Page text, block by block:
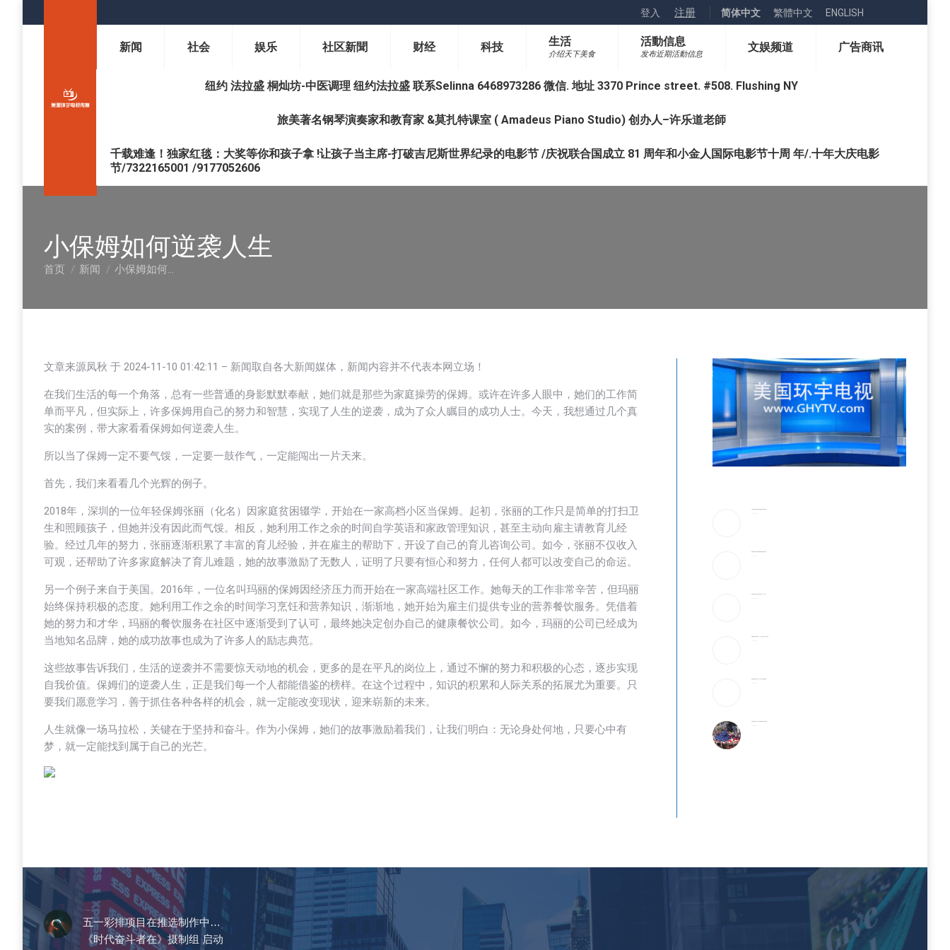
登入 注册 简体中文 繁體中文 ENGLISH
新闻 社会 娱乐 社区新聞 财经 科技 生活
介绍天下美食
活動信息
发布近期活動信息
文娱频道 广告商讯
纽约 法拉盛 桐灿坊-中医调理 纽约法拉盛 联系Selinna 6468973286 微信. 地址 3370 Prince street. #508. Flushing NY
旅美著名钢琴演奏家和教育家 &莫扎特课室 ( Amadeus Piano Studio) 创办人–许乐道老師
千载难逢！独家红毯：大奖等你和孩子拿 !让孩子当主席-打破吉尼斯世界纪录的电影节 /庆祝联合国成立 81 周年和小金人国际电影节十周 年/.十年大庆电影
节/7322165001 /9177052606
小保姆如何逆袭人生
您在这里：
首页 新闻 小保姆如何…
文章来源凤秋 于 2024-11-10 01:42:11 – 新闻取自各大新闻媒体，新闻内容并不代表本网立场！
在我们生活的每一个角落，总有一些普通的身影默默奉献，她们就是那些为家庭操劳的保姆。或许在许多人眼中，她们的工作简
单而平凡，但实际上，许多保姆用自己的努力和智慧，实现了人生的逆袭，成为了众人瞩目的成功人士。今天，我想通过几个真
实的案例，带大家看看保姆如何逆袭人生。
所以当了保姆一定不要气馁，一定要一鼓作气，一定能闯出一片天来。
首先，我们来看看几个光辉的例子。
2018年，深圳的一位年轻保姆张丽（化名）因家庭贫困辍学，开始在一家高档小区当保姆。起初，张丽的工作只是简单的打扫卫
生和照顾孩子，但她并没有因此而气馁。相反，她利用工作之余的时间自学英语和家政管理知识，甚至主动向雇主请教育儿经
验。经过几年的努力，张丽逐渐积累了丰富的育儿经验，并在雇主的帮助下，开设了自己的育儿咨询公司。如今，张丽不仅收入
可观，还帮助了许多家庭解决了育儿难题，她的故事激励了无数人，证明了只要有恒心和努力，任何人都可以改变自己的命运。
另一个例子来自于美国。2016年，一位名叫玛丽的保姆因经济压力而开始在一家高端社区工作。她每天的工作非常辛苦，但玛丽
始终保持积极的态度。她利用工作之余的时间学习烹饪和营养知识，渐渐地，她开始为雇主们提供专业的营养餐饮服务。凭借着
她的努力和才华，玛丽的餐饮服务在社区中逐渐受到了认可，最终她决定创办自己的健康餐饮公司。如今，玛丽的公司已经成为
当地知名品牌，她的成功故事也成为了许多人的励志典范。
这些故事告诉我们，生活的逆袭并不需要惊天动地的机会，更多的是在平凡的岗位上，通过不懈的努力和积极的心态，逐步实现
自我价值。保姆们的逆袭人生，正是我们每一个人都能借鉴的榜样。在这个过程中，知识的积累和人际关系的拓展尤为重要。只
要我们愿意学习，善于抓住各种各样的机会，就一定能改变现状，迎来崭新的未来。
人生就像一场马拉松，关键在于坚持和奋斗。作为小保姆，她们的故事激励着我们，让我们明白：无论身处何地，只要心中有
梦，就一定能找到属于自己的光芒。
五一彩排项目在推选制作中…
《时代奋斗者在》摄制组 启动